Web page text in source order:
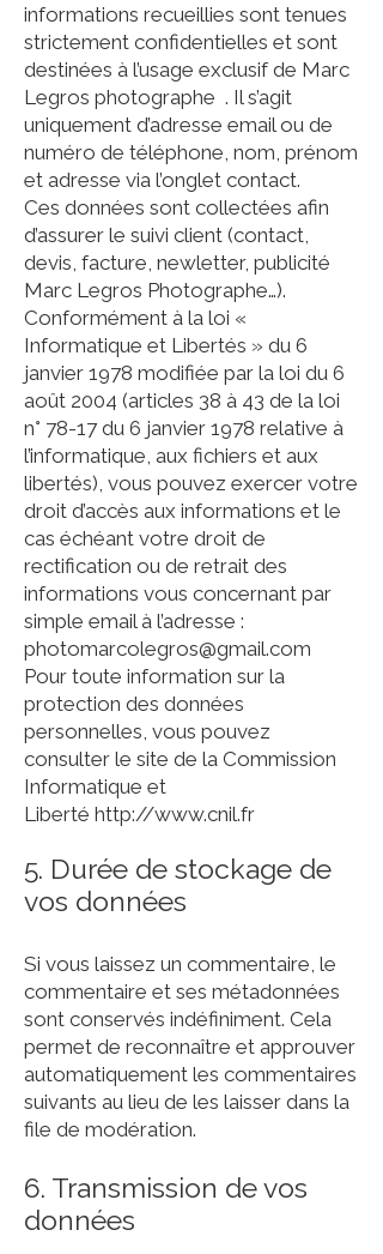
informations recueillies sont tenues
strictement confidentielles et sont
destinées à l’usage exclusif de Marc
Legros photographe . Il s’agit
uniquement d’adresse email ou de
numéro de téléphone, nom, prénom
et adresse via l’onglet contact.
Ces données sont collectées afin
d’assurer le suivi client (contact,
devis, facture, newletter, publicité
Marc Legros Photographe…).
Conformément à la loi «
Informatique et Libertés » du 6
janvier 1978 modifiée par la loi du 6
août 2004 (articles 38 à 43 de la loi
n° 78-17 du 6 janvier 1978 relative à
l’informatique, aux fichiers et aux
libertés), vous pouvez exercer votre
droit d’accès aux informations et le
cas échéant votre droit de
rectification ou de retrait des
informations vous concernant par
simple email à l’adresse :
photomarcolegros@gmail.com
Pour toute information sur la
protection des données
personnelles, vous pouvez
consulter le site de la Commission
Informatique et
Liberté http://www.cnil.fr
5. Durée de stockage de
vos données
Si vous laissez un commentaire, le
commentaire et ses métadonnées
sont conservés indéfiniment. Cela
permet de reconnaître et approuver
automatiquement les commentaires
suivants au lieu de les laisser dans la
file de modération.
6. Transmission de vos
données